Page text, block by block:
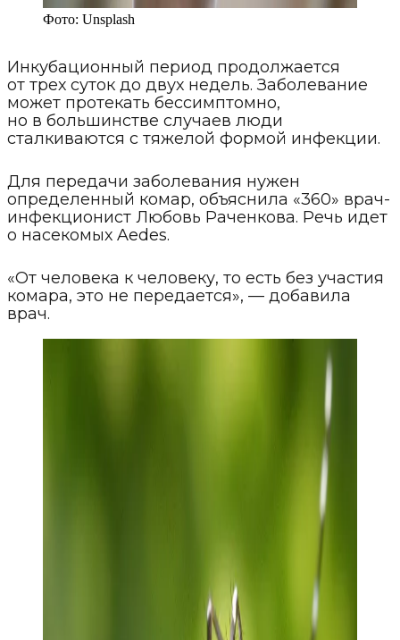
Фото: Unsplash
Инкубационный период продолжается
от трех суток до двух недель. Заболевание
может протекать бессимптомно,
но в большинстве случаев люди
сталкиваются с тяжелой формой инфекции.
Для передачи заболевания нужен
определенный комар, объяснила «360» врач-
инфекционист Любовь Раченкова. Речь идет
о насекомых Aedes.
«От человека к человеку, то есть без участия
комара, это не передается», — добавила
врач.